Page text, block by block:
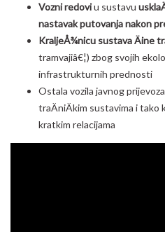
Vozni redoviu sustavu
nastavak putovanja nakon
KraljeÅ¾nicu sustava Äine
tramvajiâ€¦) zbog svojih
infrastrukturnih prednosti
Ostala vozila javnog
traÄniÄkim sustavima i
kratkim relacijama